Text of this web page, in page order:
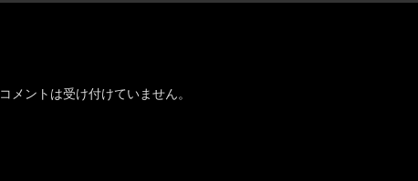
コメントは受け付けていません。